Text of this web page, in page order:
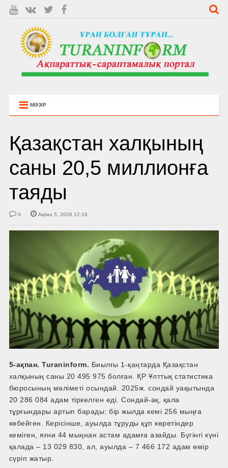
МӘЗІР
Қазақстан халқының
саны 20,5 миллионға
таяды
0 Ақпан 5, 2026 12:16
5-ақпан. Turaninform. Биылғы 1-қаңтарда Қазақстан
халқының саны 20 495 975 болған. ҚР Ұлттық статистика
бюросының мәліметі осындай. 2025ж. сондай уақытында
20 286 084 адам тіркелген еді. Сондай-ақ, қала
тұрғындары артып барады: бір жылда кемі 256 мыңға
көбейген. Керісінше, ауылда тұруды құп көретіндер
кеміген, яғни 44 мыңнан астам адамға азайды. Бүгінгі күні
қалада – 13 029 830, ал, ауылда – 7 466 172 адам өмір
сүріп жатыр.